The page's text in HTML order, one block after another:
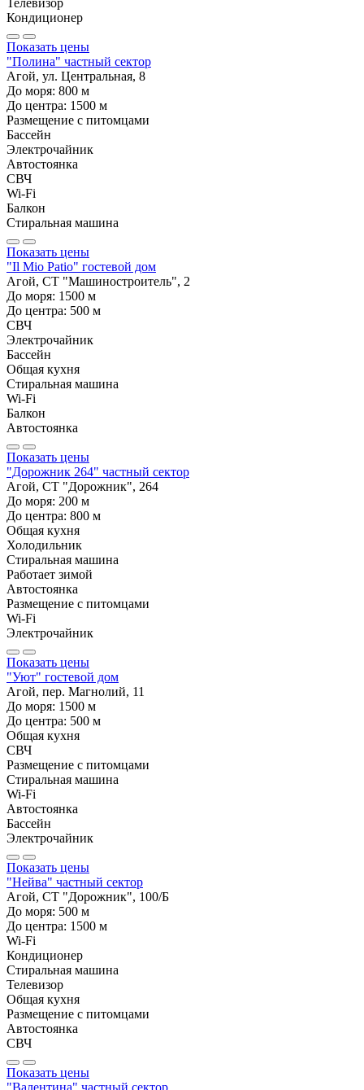
Кондиционер
Показать цены
"Полина" частный сектор
Агой, ул. Центральная, 8
До моря: 800 м
До центра: 1500 м
Размещение с питомцами
Бассейн
Электрочайник
Автостоянка
СВЧ
Wi-Fi
Балкон
Стиральная машина
Показать цены
"Il Mio Patio" гостевой дом
Агой, СТ "Машиностроитель", 2
До моря: 1500 м
До центра: 500 м
СВЧ
Электрочайник
Бассейн
Общая кухня
Стиральная машина
Wi-Fi
Балкон
Автостоянка
Показать цены
"Дорожник 264" частный сектор
Агой, СТ "Дорожник", 264
До моря: 200 м
До центра: 800 м
Общая кухня
Холодильник
Стиральная машина
Работает зимой
Автостоянка
Размещение с питомцами
Wi-Fi
Электрочайник
Показать цены
"Уют" гостевой дом
Агой, пер. Магнолий, 11
До моря: 1500 м
До центра: 500 м
Общая кухня
СВЧ
Размещение с питомцами
Стиральная машина
Wi-Fi
Автостоянка
Бассейн
Электрочайник
Показать цены
"Нейва" частный сектор
Агой, СТ "Дорожник", 100/Б
До моря: 500 м
До центра: 1500 м
Wi-Fi
Кондиционер
Стиральная машина
Телевизор
Общая кухня
Размещение с питомцами
Автостоянка
СВЧ
Показать цены
"Валентина" частный сектор